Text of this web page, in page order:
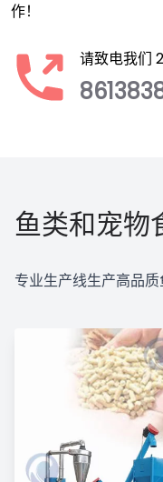
作！
请致电我们
鱼类和宠物
专业生产线生产高品质